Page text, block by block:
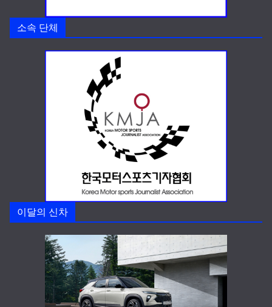
소속 단체
이달의 신차